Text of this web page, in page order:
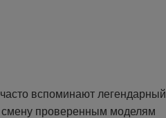
вспоминают легендарный
проверенным моделям